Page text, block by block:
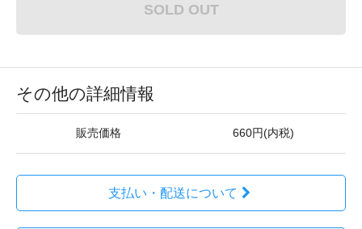
SOLD OUT
その他の詳細情報
販売価格 660円(内税)
支払い・配送について